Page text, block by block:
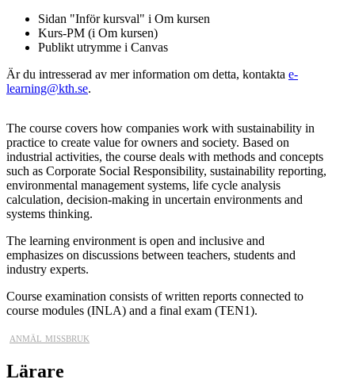
Sidan "Inför kursval" i Om kursen
Kurs-PM (i Om kursen)
Publikt utrymme i Canvas
Är du intresserad av mer information om detta, kontakta e-
learning@kth.se.
The course covers how companies work with sustainability in
practice to create value for owners and society. Based on
industrial activities, the course deals with methods and concepts
such as Corporate Social Responsibility, sustainability reporting,
environmental management systems, life cycle analysis
calculation, decision-making in uncertain environments and
systems thinking.
The learning environment is open and inclusive and
emphasizes on discussions between teachers, students and
industry experts.
Course examination consists of written reports connected to
course modules (INLA) and a final exam (TEN1).
anmäl missbruk
Lärare